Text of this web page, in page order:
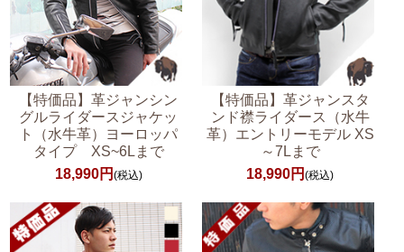
【特価品】革ジャンシン
グルライダースジャケッ
ト（水牛革）ヨーロッパ
タイプ XS~6Lまで
18,990円 (税込)
【特価品】革ジャンスタ
ンド襟ライダース（水牛
革）エントリーモデル XS
～7Lまで
18,990円(税込)